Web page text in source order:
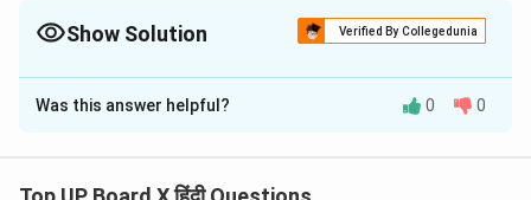
है।
Show Solution Verified By Collegedunia
Solution and Explanation
'कर्ण' खण्डकाव्य की सबसे प्रभावशाली, मार्मिक और कर्ण के चरित्र को
Was this answer helpful? 0 0